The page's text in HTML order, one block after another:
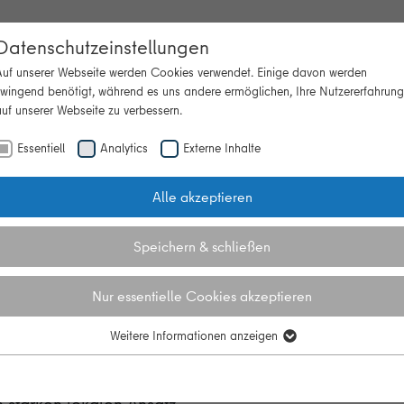
Beratung Themen
setzt diese
unserer Webseite werden Cookies verwendet. Einige davon werden
benötigt, während es uns andere ermöglichen, Ihre Nutzererfahrung
unserer Webseite zu verbessern.
Essentiell Analytics Externe Inhalte
Alle akzeptieren
Speichern & schließen
Nur essentielle Cookies akzeptieren
Weitere Informationen anzeigen